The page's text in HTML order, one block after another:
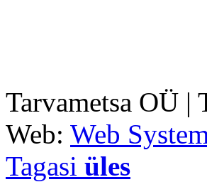
Tarvametsa OÜ |
Web: Web
Tagasi üles